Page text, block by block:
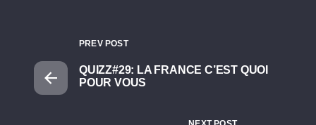
PREV POST
QUIZZ#29: LA FRANCE C’EST QUOI
POUR VOUS